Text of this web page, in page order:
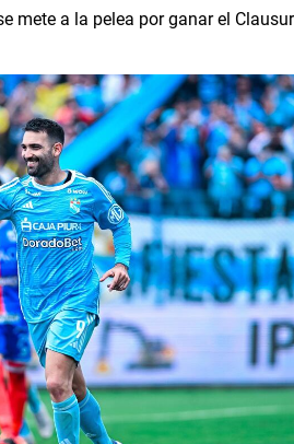
mete a la pelea por ganar el